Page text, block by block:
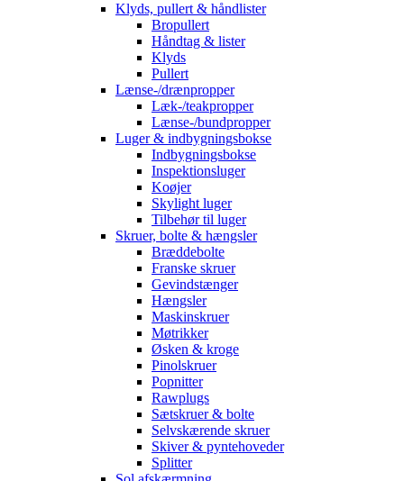
Klyds, pullert & håndlister
Bropullert
Håndtag & lister
Klyds
Pullert
Lænse-/drænpropper
Læk-/teakpropper
Lænse-/bundpropper
Luger & indbygningsbokse
Indbygningsbokse
Inspektionsluger
Koøjer
Skylight luger
Tilbehør til luger
Skruer, bolte & hængsler
Bræddebolte
Franske skruer
Gevindstænger
Hængsler
Maskinskruer
Møtrikker
Øsken & kroge
Pinolskruer
Popnitter
Rawplugs
Sætskruer & bolte
Selvskærende skruer
Skiver & pyntehoveder
Splitter